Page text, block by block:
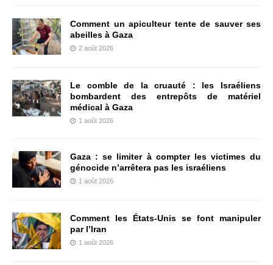
Comment un apiculteur tente de sauver ses
abeilles à Gaza
2 août 2026
Le comble de la cruauté : les Israéliens
bombardent des entrepôts de matériel
médical à Gaza
1 août 2026
Gaza : se limiter à compter les victimes du
génocide n’arrêtera pas les israéliens
1 août 2026
Comment les États-Unis se font manipuler
par l’Iran
1 août 2026